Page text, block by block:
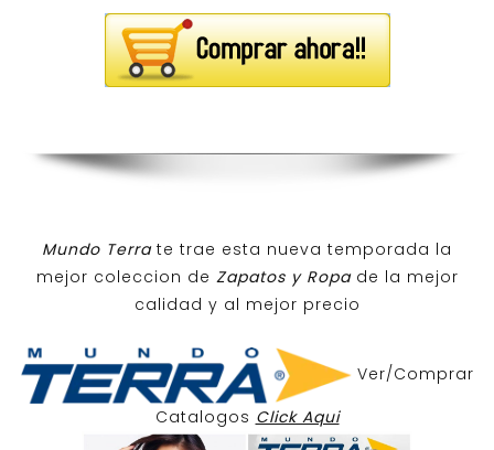
Mundo Terra te trae esta nueva temporada la
mejor coleccion de Zapatos y Ropa de la mejor
calidad y al mejor precio
Ver/Comprar
Catalogos Click Aqui